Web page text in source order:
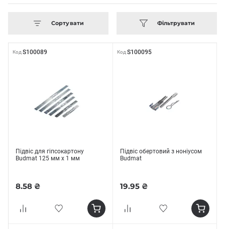
Сортувати Фільтрувати
Код S100089
Підвіс для гіпсокартону
Budmat 125 мм х 1 мм
8.58 ₴
Код S100095
Підвіс обертовий з ноніусом
Budmat
19.95 ₴